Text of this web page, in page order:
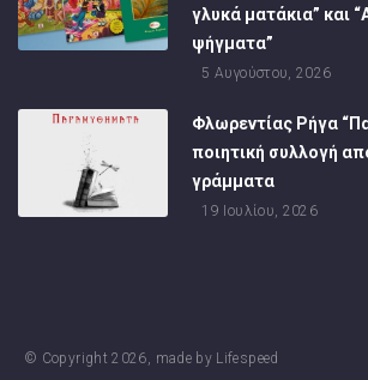
γλυκά ματάκια” και
ψήγματα”
5 Αυγούστου, 2026
Φλωρεντίας Ρήγα
ποιητική συλλογή
γράμματα
19 Ιουλίου, 2026
© Copyright2026, made by Lifespeed